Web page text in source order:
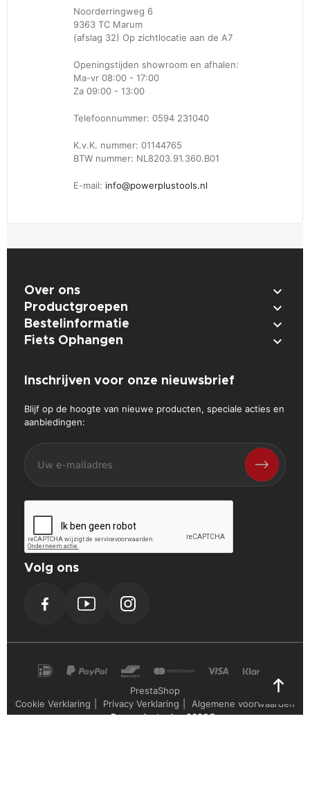
Noorderringweg 6
9363 TC Marum
(afslag 32) Op zichtlocatie aan de A7
Openingstijden showroom en afhalen:
Ma-vr 08:00 - 17:00
Za 09:00 - 13:00
Telefoonnummer: 0594 231040
K.v.K. nummer: 01144765
BTW nummer: NL8203.91.360.B01
E-mail: info@powerplustools.nl
Over ons 
Productgroepen 
Bestelinformatie 
Fiets Ophangen 
Inschrijven voor onze nieuwsbrief
Blijf op de hoogte van nieuwe producten, speciale acties en
aanbiedingen:
Volg ons
PrestaShop
Cookie Verklaring
Privacy Verklaring
Algemene voorwaarden
Powerplustools - 2026©